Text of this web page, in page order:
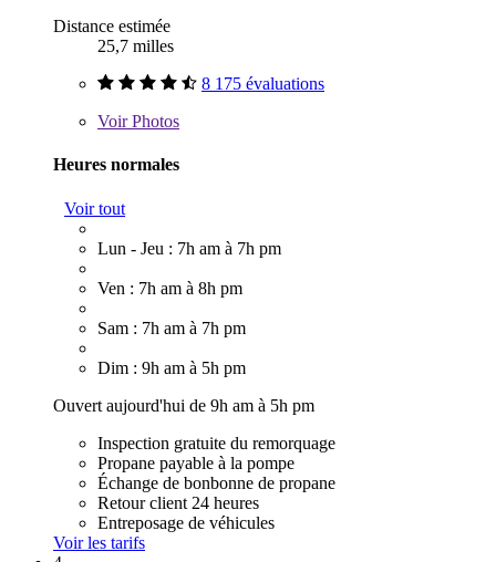
Distance estimée
25,7 milles
8 175 évaluations
VoirPhotos
Heures normales
Voir tout
Lun - Jeu : 7h am à 7h pm
Ven : 7h am à 8h pm
Sam : 7h am à 7h pm
Dim : 9h am à 5h pm
Ouvert aujourd'hui de 9h am à 5h pm
Inspection gratuite du remorquage
Propane payable à la pompe
Échange de bonbonne de propane
Retour client 24 heures
Entreposage de véhicules
Voir les tarifs